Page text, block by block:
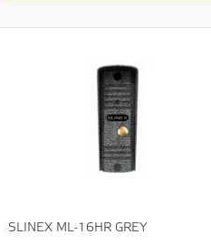
SLINEX ML-16HR GREY